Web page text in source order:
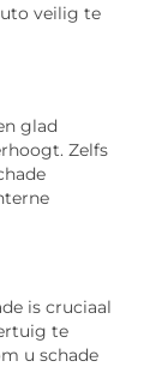
veilig te
glad
Zelfs
is cruciaal
te
u schade